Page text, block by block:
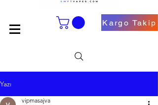
Kargo Takip
Yazı
vipmasajva